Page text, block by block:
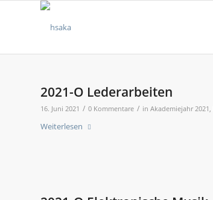
2021-O Lederarbeiten
16. Juni 2021 / 0 Kommentare / in Akademiejahr 2021 ,
Weiterlesen